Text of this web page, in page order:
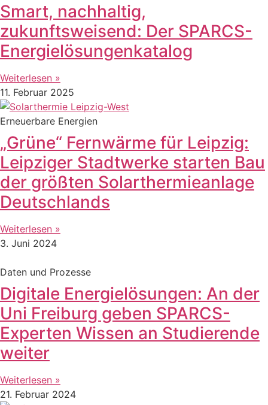
Smart, nachhaltig,
zukunftsweisend: Der SPARCS-
Energielösungenkatalog
Weiterlesen »
11. Februar 2025
Erneuerbare Energien
„Grüne“ Fernwärme für Leipzig:
Leipziger Stadtwerke starten Bau
der größten Solarthermieanlage
Deutschlands
Weiterlesen »
3. Juni 2024
Daten und Prozesse
Digitale Energielösungen: An der
Uni Freiburg geben SPARCS-
Experten Wissen an Studierende
weiter
Weiterlesen »
21. Februar 2024